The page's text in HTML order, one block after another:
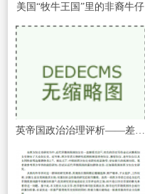
美国“牧牛王国”里的非裔牛仔
英帝国政治治理评析——差异化治理模式